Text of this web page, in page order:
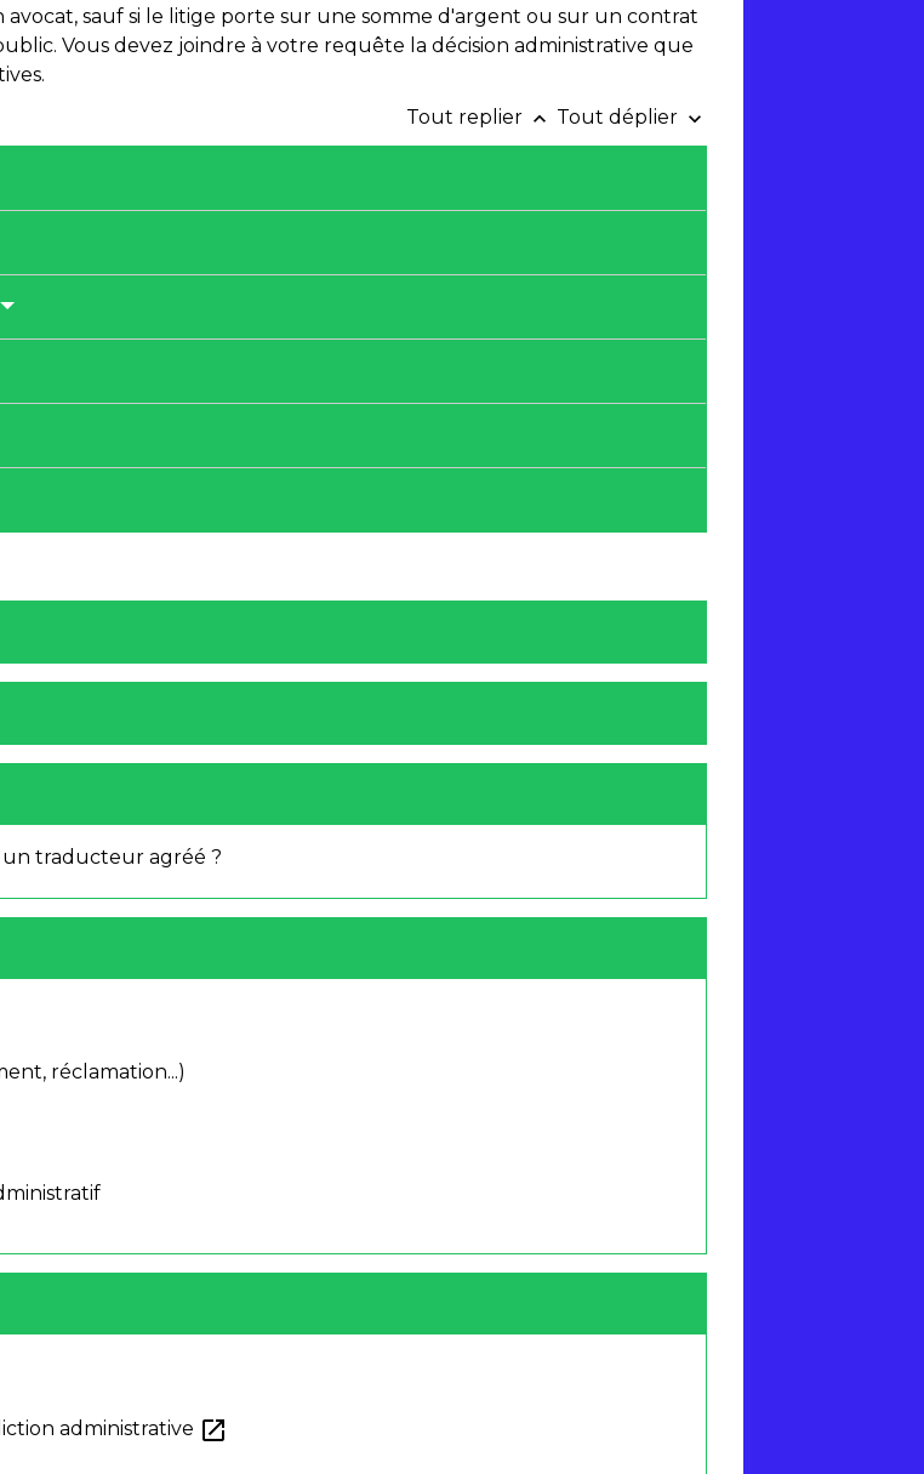
sauf si le litige porte sur une somme d'argent ou sur un contrat
Vous devez joindre à votre requête la décision administrative que
Tout replier keyboard_arrow_up Tout déplier keyboard_arrow_down
traducteur agréé ?
réclamation...)
administrative open_in_new